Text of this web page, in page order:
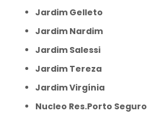
Jardim Gelleto
Jardim Nardim
Jardim Salessi
Jardim Tereza
Jardim Virgínia
Nucleo Res.Porto Seguro